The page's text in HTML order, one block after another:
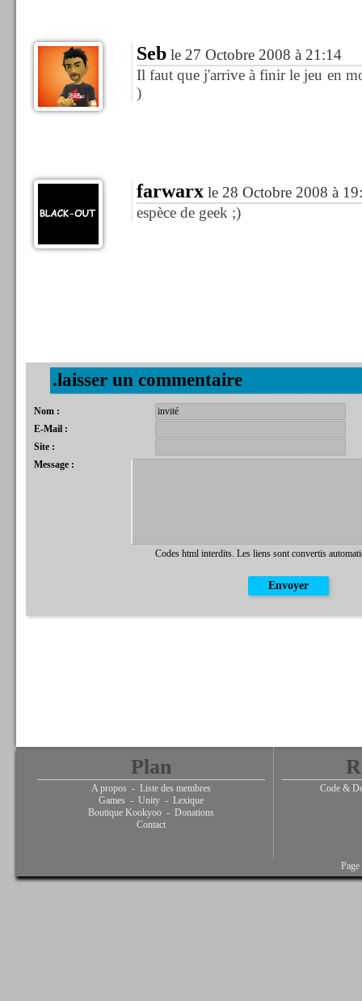
Seble 27 Octobre 2008 à 21:14
Il faut que j'arrive à finir le jeu en
)
farwarxle 28 Octobre 2008 à
espèce de geek ;)
.laisser un commentaire
Nom :
E-Mail :
Site :
Message :
Codes html interdits. Les liens sont convertis
Plan
A propos - Liste des membres
Games - Unity - Lexique
Boutique Kookyoo - Donations
Contact
Code &